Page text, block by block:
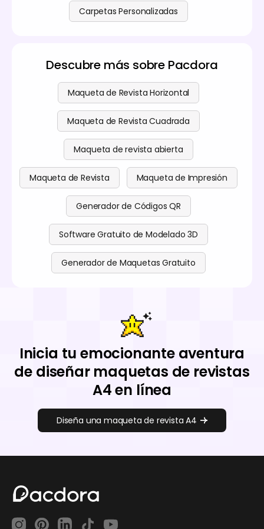
Carpetas Personalizadas
Descubre más sobre Pacdora
Maqueta de Revista Horizontal
Maqueta de Revista Cuadrada
Maqueta de revista abierta
Maqueta de Revista Maqueta de Impresión
Generador de Códigos QR
Software Gratuito de Modelado 3D
Generador de Maquetas Gratuito
Inicia tu emocionante aventura
de diseñar maquetas de revistas
A4 en línea
Diseña una maqueta de revista A4